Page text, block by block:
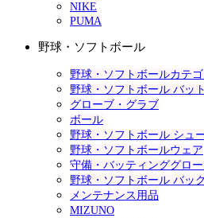
NIKE
PUMA
野球・ソフトボール
野球・ソフトボールカテ
野球・ソフトボール バット
グローブ・グラブ
ボール
野球・ソフトボール シュ
野球・ソフトボールウェア
守備・バッティンググロ
野球・ソフトボール バッ
メンテナンス用品
MIZUNO